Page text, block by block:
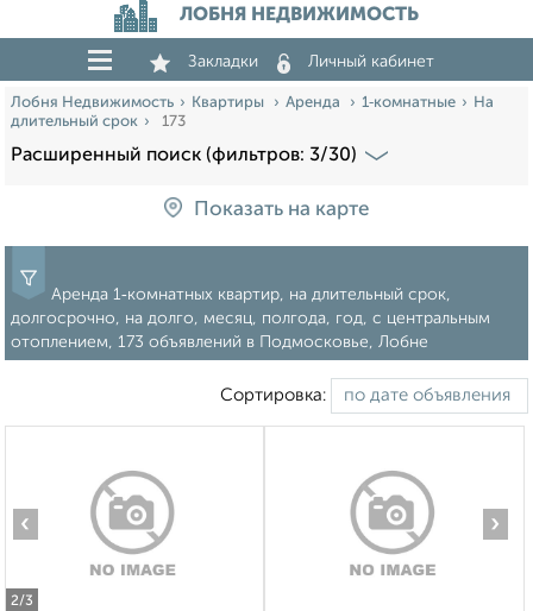
ЛОБНЯ НЕДВИЖИМОСТЬ
Закладки Личный кабинет
Лобня Недвижимость Квартиры Аренда 1‑комнатные
На
длительный срок
173
Расширенный поиск (фильтров: 3/30)
Показать на карте
Аренда 1‑комнатных квартир, на длительный срок,
долгосрочно, на долго, месяц, полгода, год, с центральным
отоплением, 173 объявлений в Подмосковье, Лобне
Сортировка:
2/3
‹ ›